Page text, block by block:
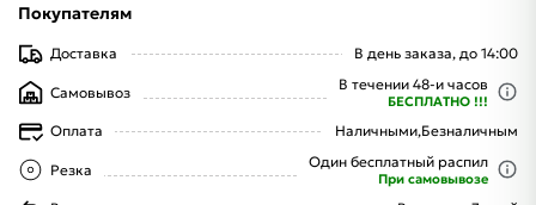
Покупателям
Доставка В день заказа, до 14:00
Самовывоз В течении 48-и часов
БЕСПЛАТНО !!!
Оплата Наличными,Безналичным
Резка Один бесплатный распил
При самовывозе